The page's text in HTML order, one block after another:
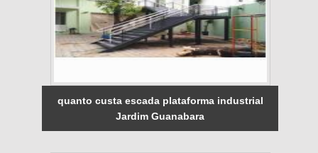
quanto custa escada plataforma industrial
Jardim Guanabara